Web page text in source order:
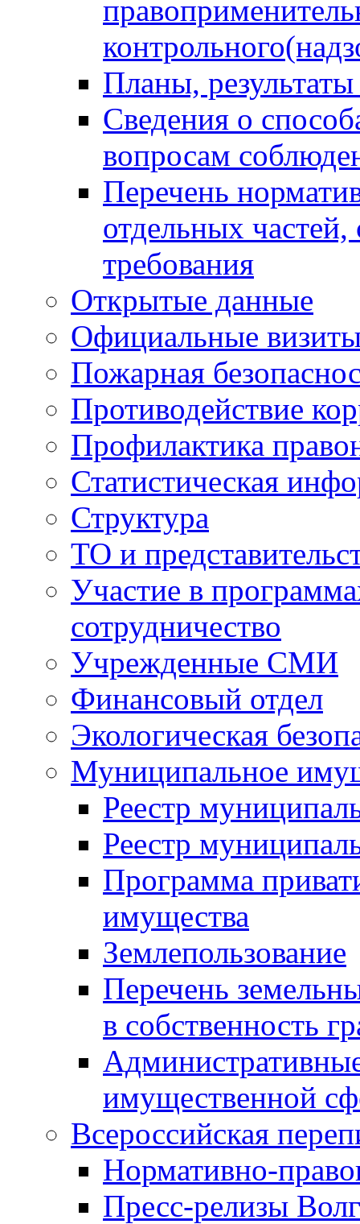
Планы,
Сведения о
вопросам
Перечень
отдельных
требования
Открытые данные
Официальные
Пожарная
Противодействие
Профилактика
Статистическая
Структура
ТО и
Участие в
сотрудничество
Учрежденные СМИ
Финансовый отдел
Экологическая
Муниципальное
Реестр
Реестр
Программа
имущества
Землепользование
Перечень
в собственность
имущественной
Всероссийская
Нормативно-
Пресс-релизы